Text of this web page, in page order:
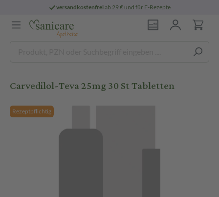
versandkostenfreiab 29 € und für E-Rezepte
Carvedilol-Teva 25mg 30 St Tabletten
Rezeptpflichtig